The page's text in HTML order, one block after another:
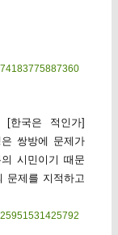
한국은 적인가]
쌍방에 문제가
시민이기 때문
문제를 지적하고